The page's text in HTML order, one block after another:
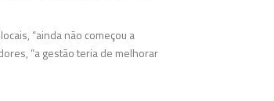
“ainda não começou a
“a gestão teria de melhorar